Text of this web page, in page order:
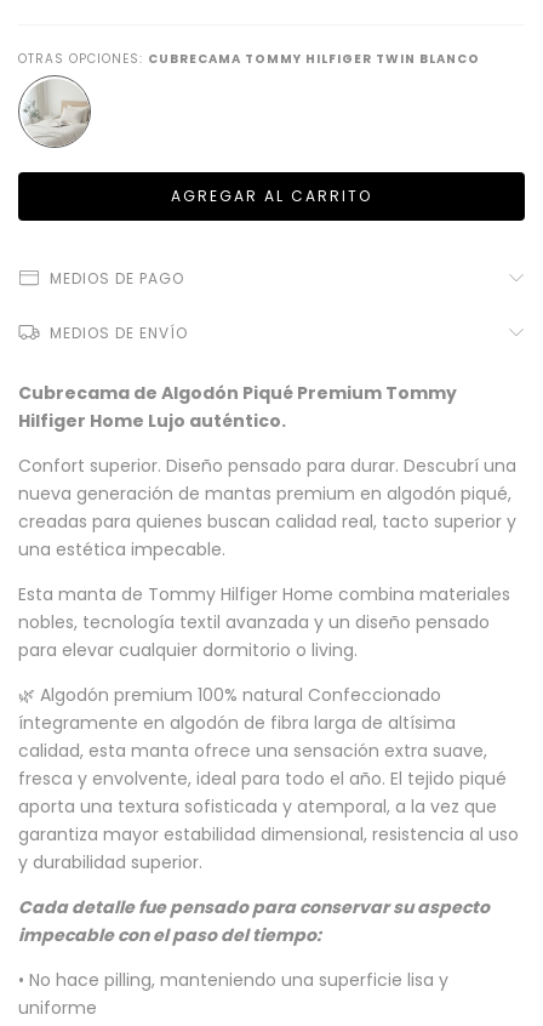
OTRAS OPCIONES: CUBRECAMA TOMMY HILFIGER TWIN BLANCO
MEDIOS DE PAGO
MEDIOS DE ENVÍO
Cubrecama de Algodón Piqué Premium Tommy
Hilfiger Home Lujo auténtico.
Confort superior. Diseño pensado para durar. Descubrí una
nueva generación de mantas premium en algodón piqué,
creadas para quienes buscan calidad real, tacto superior y
una estética impecable.
Esta manta de Tommy Hilfiger Home combina materiales
nobles, tecnología textil avanzada y un diseño pensado
para elevar cualquier dormitorio o living.
🌿 Algodón premium 100% natural Confeccionado
íntegramente en algodón de fibra larga de altísima
calidad, esta manta ofrece una sensación extra suave,
fresca y envolvente, ideal para todo el año. El tejido piqué
aporta una textura sofisticada y atemporal, a la vez que
garantiza mayor estabilidad dimensional, resistencia al uso
y durabilidad superior.
Cada detalle fue pensado para conservar su aspecto
impecable con el paso del tiempo:
• No hace pilling, manteniendo una superficie lisa y
uniforme